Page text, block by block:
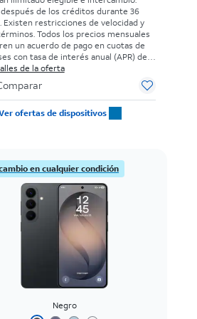
de los créditos durante 36
Existen restricciones de velocidad y
Todos los precios mensuales
un acuerdo de pago en cuotas de
con tasa de interés anual (APR) del
cargo inicial para clientes elegibles y
antecedentes. El impuesto sobre
de venta normal se paga al momento
Existen restricciones.
de la oferta
ofertas de dispositivos
en cualquier condición
Negro